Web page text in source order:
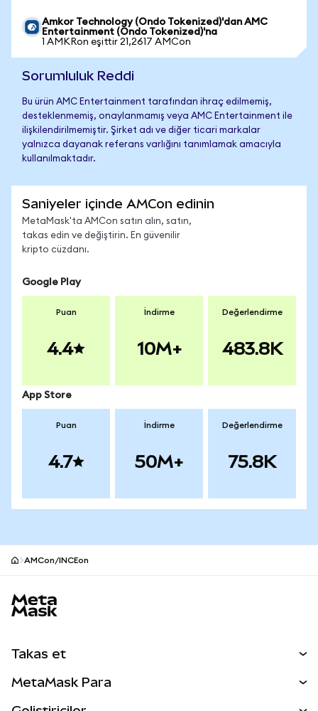
Amkor Technology (Ondo Tokenized)'dan AMC
Entertainment (Ondo Tokenized)'na
1 AMKRon eşittir 21,2617 AMCon
Sorumluluk Reddi
Bu ürün AMC Entertainment tarafından ihraç edilmemiş,
desteklenmemiş, onaylanmamış veya AMC Entertainment ile
ilişkilendirilmemiştir. Şirket adı ve diğer ticari markalar
yalnızca dayanak referans varlığını tanımlamak amacıyla
kullanılmaktadır.
Saniyeler içinde AMCon edinin
MetaMask'ta AMCon satın alın, satın,
takas edin ve değiştirin. En güvenilir
kripto cüzdanı.
Google Play
Puan
4.4
İndirme
10M+
Değerlendirme
483.8K
App Store
Puan
4.7
İndirme
50M+
Değerlendirme
75.8K
AMCon/INCEon
Takas et
MetaMask Para